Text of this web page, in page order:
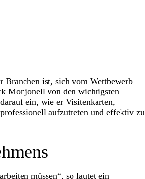
Branchen ist, sich vom Wettbewerb
Monjonell von den wichtigsten
ein, wie er Visitenkarten,
aufzutreten und effektiv zu
müssen“, so lautet ein